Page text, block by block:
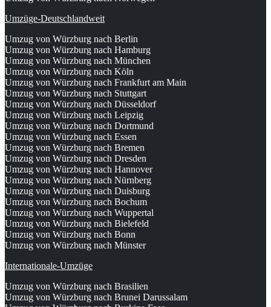
Umzüge-Deutschlandweit
Umzug von Würzburg nach Berlin
Umzug von Würzburg nach Hamburg
Umzug von Würzburg nach München
Umzug von Würzburg nach Köln
Umzug von Würzburg nach Frankfurt am Main
Umzug von Würzburg nach Stuttgart
Umzug von Würzburg nach Düsseldorf
Umzug von Würzburg nach Leipzig
Umzug von Würzburg nach Dortmund
Umzug von Würzburg nach Essen
Umzug von Würzburg nach Bremen
Umzug von Würzburg nach Dresden
Umzug von Würzburg nach Hannover
Umzug von Würzburg nach Nürnberg
Umzug von Würzburg nach Duisburg
Umzug von Würzburg nach Bochum
Umzug von Würzburg nach Wuppertal
Umzug von Würzburg nach Bielefeld
Umzug von Würzburg nach Bonn
Umzug von Würzburg nach Münster
Internationale-Umzüge
Umzug von Würzburg nach Brasilien
Umzug von Würzburg nach Brunei Darussalam